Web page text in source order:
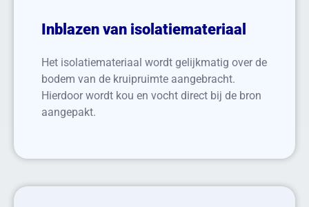
Inblazen van isolatiemateriaal
Het isolatiemateriaal wordt gelijkmatig over de
bodem van de kruipruimte aangebracht.
Hierdoor wordt kou en vocht direct bij de bron
aangepakt.